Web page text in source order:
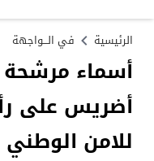
الرئيسية في الـــواجهة
أسماء مرشحة
أضريس على
للامن الوطني